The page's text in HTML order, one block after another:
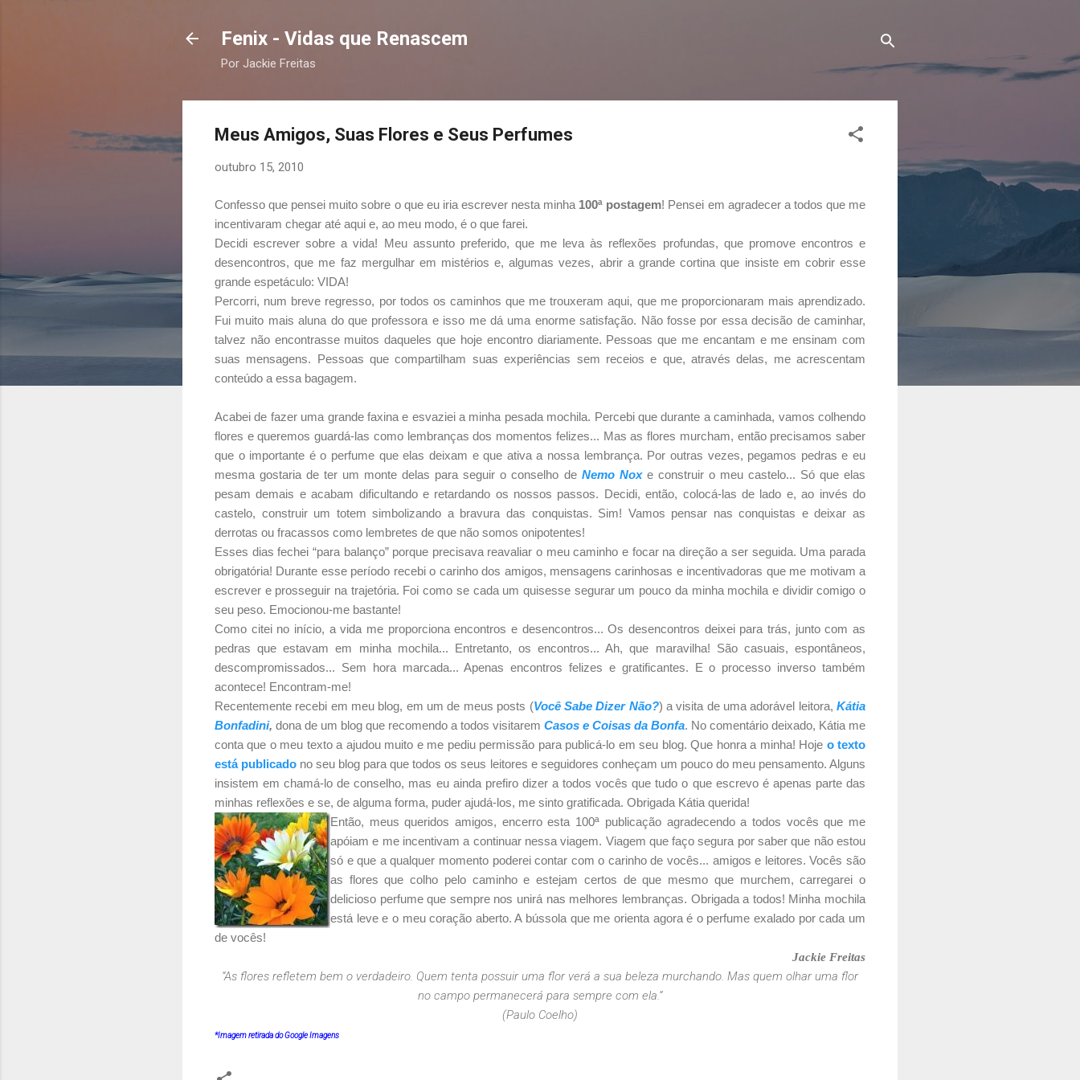
Fenix - Vidas que Renascem
Por Jackie Freitas
Meus Amigos, Suas Flores e Seus Perfumes
outubro 15, 2010
Confesso que pensei muito sobre o que eu iria escrever nesta minha 100ª postagem! Pensei em agradecer a todos que me
incentivaram chegar até aqui e, ao meu modo, é o que farei.
Decidi escrever sobre a vida! Meu assunto preferido, que me leva às reflexões profundas, que promove encontros e
desencontros, que me faz mergulhar em mistérios e, algumas vezes, abrir a grande cortina que insiste em cobrir esse
grande espetáculo: VIDA!
Percorri, num breve regresso, por todos os caminhos que me trouxeram aqui, que me proporcionaram mais aprendizado.
Fui muito mais aluna do que professora e isso me dá uma enorme satisfação. Não fosse por essa decisão de caminhar,
talvez não encontrasse muitos daqueles que hoje encontro diariamente. Pessoas que me encantam e me ensinam com
suas mensagens. Pessoas que compartilham suas experiências sem receios e que, através delas, me acrescentam
conteúdo a essa bagagem.
Acabei de fazer uma grande faxina e esvaziei a minha pesada mochila. Percebi que durante a caminhada, vamos colhendo
flores e queremos guardá-las como lembranças dos momentos felizes... Mas as flores murcham, então precisamos saber
que o importante é o perfume que elas deixam e que ativa a nossa lembrança. Por outras vezes, pegamos pedras e eu
mesma gostaria de ter um monte delas para seguir o conselho de Nemo Noxe construir o meu castelo... Só que elas
pesam demais e acabam dificultando e retardando os nossos passos. Decidi, então, colocá-las de lado e, ao invés do
castelo, construir um totem simbolizando a bravura das conquistas. Sim! Vamos pensar nas conquistas e deixar as
derrotas ou fracassos como lembretes de que não somos onipotentes!
Esses dias fechei “para balanço” porque precisava reavaliar o meu caminho e focar na direção a ser seguida. Uma parada
obrigatória! Durante esse período recebi o carinho dos amigos, mensagens carinhosas e incentivadoras que me motivam a
escrever e prosseguir na trajetória. Foi como se cada um quisesse segurar um pouco da minha mochila e dividir comigo o
seu peso. Emocionou-me bastante!
Como citei no início, a vida me proporciona encontros e desencontros... Os desencontros deixei para trás, junto com as
pedras que estavam em minha mochila... Entretanto, os encontros... Ah, que maravilha! São casuais, espontâneos,
descompromissados... Sem hora marcada... Apenas encontros felizes e gratificantes. E o processo inverso também
acontece! Encontram-me!
Recentemente recebi em meu blog, em um de meus posts (Você Sabe Dizer Não?) a visita de uma adorável leitora,Kátia
Bonfadini, dona de um blog que recomendo a todos visitarem Casos e Coisas da Bonfa. No comentário deixado, Kátia me
conta que o meu texto a ajudou muito e me pediu permissão para publicá-lo em seu blog. Que honra a minha! Hoje o texto
está publicado no seu blog para que todos os seus leitores e seguidores conheçam um pouco do meu pensamento. Alguns
insistem em chamá-lo de conselho, mas eu ainda prefiro dizer a todos vocês que tudo o que escrevo é apenas parte das
minhas reflexões e se, de alguma forma, puder ajudá-los, me sinto gratificada. Obrigada Kátia querida!
Então, meus queridos amigos, encerro esta 100ª publicação agradecendo a todos vocês que me
apóiam e me incentivam a continuar nessa viagem. Viagem que faço segura por saber que não estou
só e que a qualquer momento poderei contar com o carinho de vocês... amigos e leitores. Vocês são
as flores que colho pelo caminho e estejam certos de que mesmo que murchem, carregarei o
delicioso perfume que sempre nos unirá nas melhores lembranças. Obrigada a todos! Minha mochila
está leve e o meu coração aberto. A bússola que me orienta agora é o perfume exalado por cada um
de vocês!
Jackie Freitas
“As flores refletem bem o verdadeiro. Quem tenta possuir uma flor verá a sua beleza murchando. Mas quem olhar uma flor
no campo permanecerá para sempre com ela.”
(Paulo Coelho)
*Imagem retirada do Google Imagens